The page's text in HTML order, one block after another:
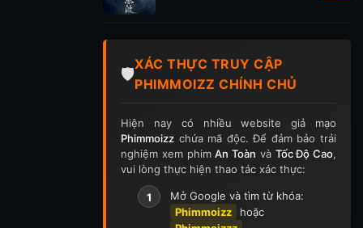
TẬP 20
MÊ HOẶC
★ 0
HIỆP SĨ MẶT
TRƯỜNG SINH
🛡️
XÁC THỰC TRUY CẬP
PHIMMOIZZ CHÍNH CHỦ
Hiện nay có nhiều website giả mạo
Phimmoizz chứa mã độc. Để đảm bảo trải
nghiệm xem phimAn Toàn và Tốc Độ Cao,
vui lòng thực hiện thao tác xác thực:
1
Mở Google và tìm từ khóa:
Phimmoizz
hoặc